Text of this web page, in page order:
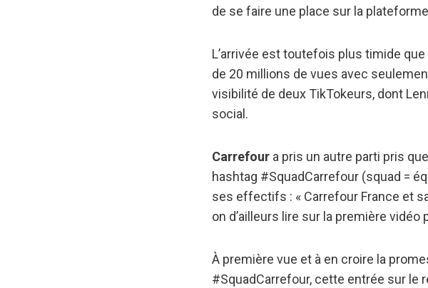
de se faire une place sur la
L’arrivée est toutefois plus timide
de 20 millions de vues avec
visibilité de deux TikTokeurs, dont
social.
Carrefour a pris un autre parti pris
hashtag #SquadCarrefour (squad =
ses effectifs : « Carrefour France et
on d’ailleurs lire sur la première vidéo
À première vue et à en croire la
#SquadCarrefour, cette entrée sur le